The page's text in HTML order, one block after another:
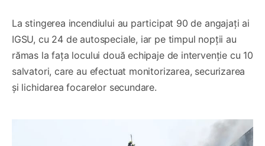
La stingerea incendiului au participat 90 de angajați ai
IGSU, cu 24 de autospeciale, iar pe timpul nopții au
rămas la fața locului două echipaje de intervenție cu 10
salvatori, care au efectuat monitorizarea, securizarea
și lichidarea focarelor secundare.